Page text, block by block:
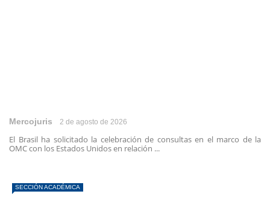
Mercojuris 2 de agosto de 2026
El Brasil ha solicitado la celebración de consultas en el marco de la
OMC con los Estados Unidos en relación ...
SECCIÓN ACADÉMICA